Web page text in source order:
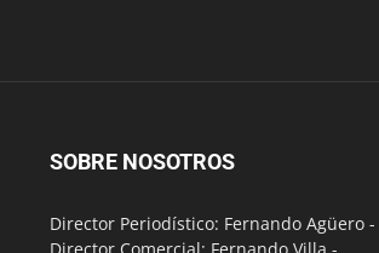
SOBRE NOSOTROS
Director Periodístico: Fernando Agüero -